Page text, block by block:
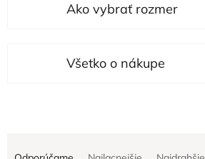
Ako vybrať rozmer
Všetko o nákupe